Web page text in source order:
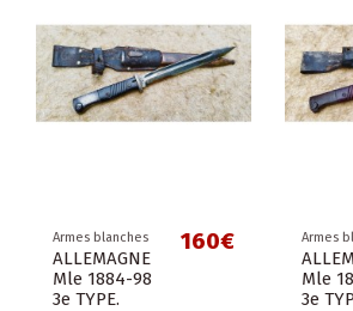
Armes blanches
ALLEMAGNE
Mle 1884-98
3e TYPE.
160€ Armes
Mle
3e